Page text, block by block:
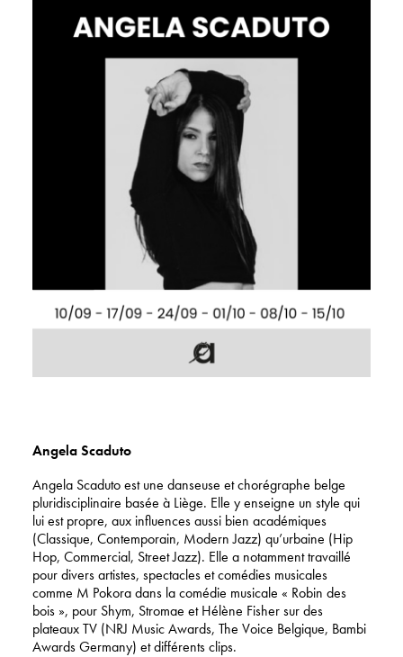
Angela Scaduto
Angela Scaduto est une danseuse et chorégraphe belge
pluridisciplinaire basée à Liège. Elle y enseigne un style qui
lui est propre, aux influences aussi bien académiques
(Classique, Contemporain, Modern Jazz) qu’urbaine (Hip
Hop, Commercial, Street Jazz). Elle a notamment travaillé
pour divers artistes, spectacles et comédies musicales
comme M Pokora dans la comédie musicale « Robin des
bois », pour Shym, Stromae et Hélène Fisher sur des
plateaux TV (NRJ Music Awards, The Voice Belgique, Bambi
Awards Germany) et différents clips.